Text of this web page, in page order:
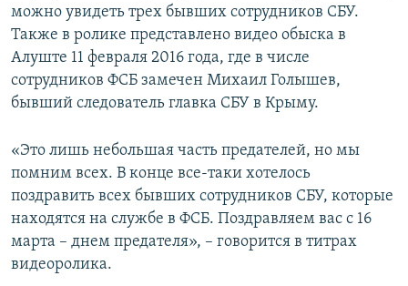
можно увидеть трех бывших сотрудников СБУ.
Также в ролике представлено видео обыска в
Алуште 11 февраля 2016 года, где в числе
сотрудников ФСБ замечен Михаил Голышев,
бывший следователь главка СБУ в Крыму.
«Это лишь небольшая часть предателей, но мы
помним всех. В конце все-таки хотелось
поздравить всех бывших сотрудников СБУ, которые
находятся на службе в ФСБ. Поздравляем вас с 16
марта – днем предателя», – говорится в титрах
видеоролика.